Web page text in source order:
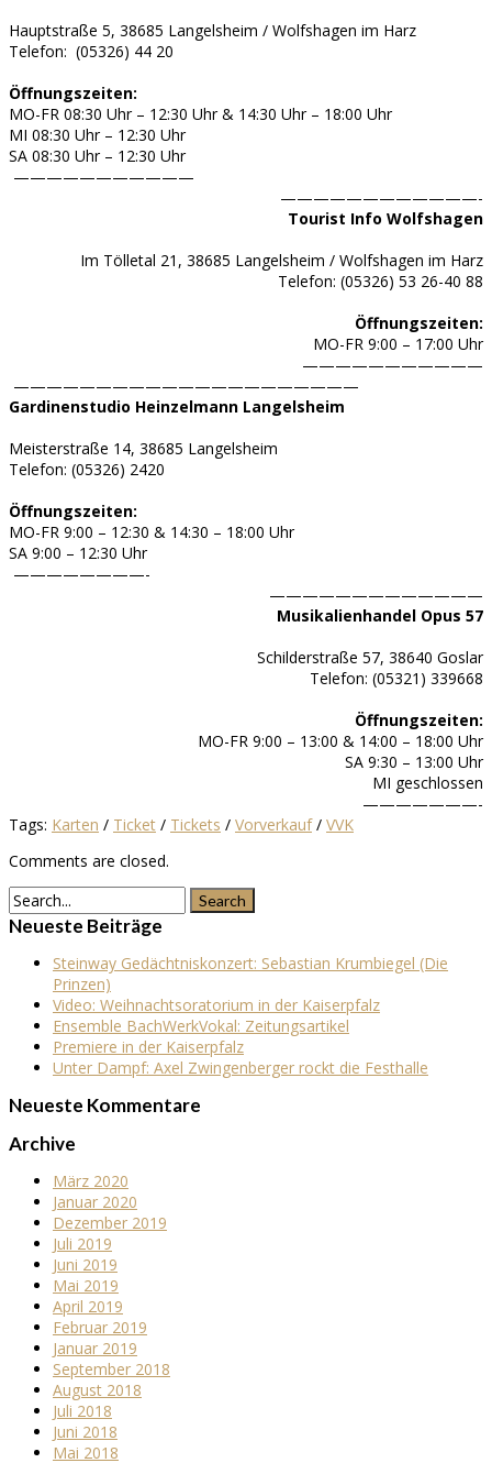
Hauptstraße 5, 38685 Langelsheim / Wolfshagen im Harz
Telefon: (05326) 44 20
Öffnungszeiten:
MO-FR 08:30 Uhr – 12:30 Uhr & 14:30 Uhr – 18:00 Uhr
MI 08:30 Uhr – 12:30 Uhr
SA 08:30 Uhr – 12:30 Uhr
———————————
————————————-
Tourist Info Wolfshagen
Im Tölletal 21, 38685 Langelsheim / Wolfshagen im Harz
Telefon: (05326) 53 26-40 88
Öffnungszeiten:
MO-FR 9:00 – 17:00 Uhr
———————————
—————————————————————
Gardinenstudio Heinzelmann Langelsheim
Meisterstraße 14, 38685 Langelsheim
Telefon: (05326) 2420
Öffnungszeiten:
MO-FR 9:00 – 12:30 & 14:30 – 18:00 Uhr
SA 9:00 – 12:30 Uhr
————————-
—————————————
Musikalienhandel Opus 57
Schilderstraße 57, 38640 Goslar
Telefon: (05321) 339668
Öffnungszeiten:
MO-FR 9:00 – 13:00 & 14:00 – 18:00 Uhr
SA 9:30 – 13:00 Uhr
MI geschlossen
———————-
Tags: Karten / Ticket / Tickets / Vorverkauf/ VVK
Comments are closed.
Neueste Beiträge
Steinway Gedächtniskonzert: Sebastian Krumbiegel (Die
Prinzen)
Video: Weihnachtsoratorium in der Kaiserpfalz
Ensemble BachWerkVokal: Zeitungsartikel
Premiere in der Kaiserpfalz
Unter Dampf: Axel Zwingenberger rockt die Festhalle
Neueste Kommentare
Archive
März 2020
Januar 2020
Dezember 2019
Juli 2019
Juni 2019
Mai 2019
April 2019
Februar 2019
Januar 2019
September 2018
August 2018
Juli 2018
Juni 2018
Mai 2018